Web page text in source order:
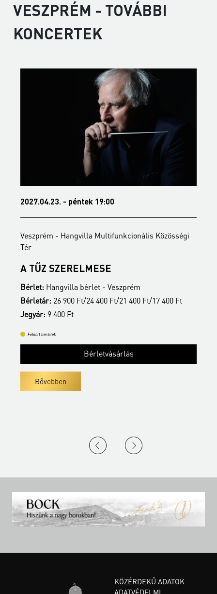
VESZPRÉM - TOVÁBBI
KONCERTEK
2027.04.23. - péntek 19:00
Veszprém - Hangvilla Multifunkcionális Közösségi
Tér
A TŰZ SZERELMESE
Bérlet: Hangvilla bérlet - Veszprém
Bérletár: 26 900 Ft/24 400 Ft/21 400 Ft/17 400 Ft
Jegyár: 9 400 Ft
Felnőtt bérletek
Bérletvásárlás
Bővebben
KÖZÉRDEKŰ ADATOK